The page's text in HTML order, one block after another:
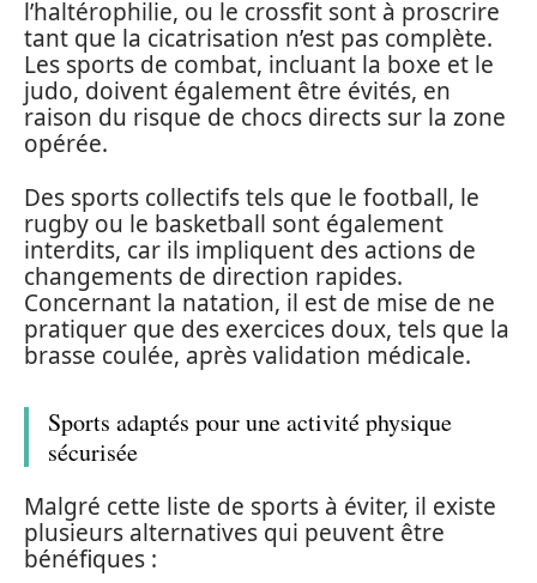
l’haltérophilie, ou le crossfit sont à proscrire
tant que la cicatrisation n’est pas complète.
Les sports de combat, incluant la boxe et le
judo, doivent également être évités, en
raison du risque de chocs directs sur la zone
opérée.
Des sports collectifs tels que le football, le
rugby ou le basketball sont également
interdits, car ils impliquent des actions de
changements de direction rapides.
Concernant la natation, il est de mise de ne
pratiquer que des exercices doux, tels que la
brasse coulée, après validation médicale.
Sports adaptés pour une activité physique
sécurisée
Malgré cette liste de sports à éviter, il existe
plusieurs alternatives qui peuvent être
bénéfiques :